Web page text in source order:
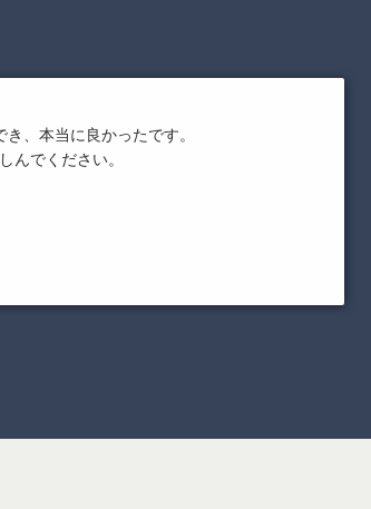
、本当に良かったです。
んでください。